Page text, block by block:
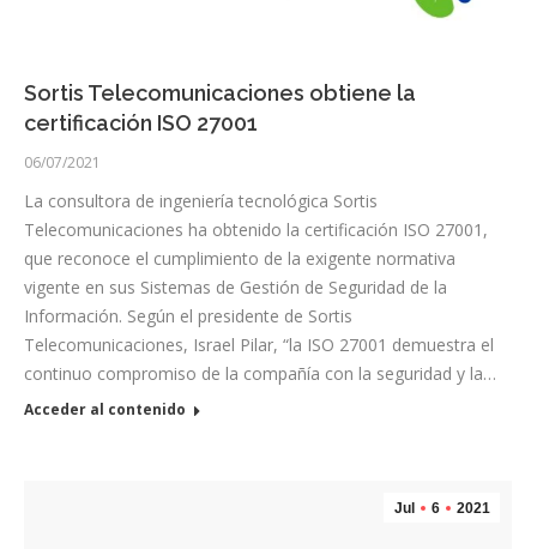
Sortis Telecomunicaciones obtiene la
certificación ISO 27001
06/07/2021
La consultora de ingeniería tecnológica Sortis
Telecomunicaciones ha obtenido la certificación ISO 27001,
que reconoce el cumplimiento de la exigente normativa
vigente en sus Sistemas de Gestión de Seguridad de la
Información. Según el presidente de Sortis
Telecomunicaciones, Israel Pilar, “la ISO 27001 demuestra el
continuo compromiso de la compañía con la seguridad y la…
Acceder al contenido
Jul 6 2021